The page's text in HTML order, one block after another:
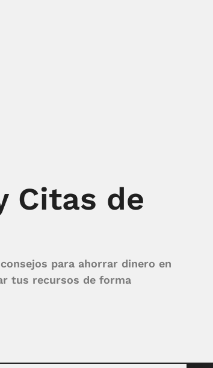
Citas de
para ahorrar dinero en
tus recursos de forma